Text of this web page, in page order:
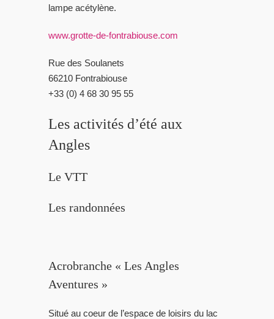
lampe acétylène.
www.grotte-de-fontrabiouse.com
Rue des Soulanets
66210 Fontrabiouse
+33 (0) 4 68 30 95 55
Les activités d’été aux
Angles
Le VTT
Les randonnées
Acrobranche « Les Angles
Aventures »
Situé au coeur de l’espace de loisirs du lac